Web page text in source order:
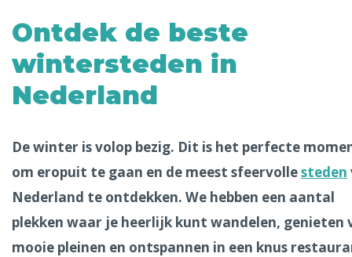
Dresden
Ontdek de beste
wintersteden in
Nederland
De winter is volop bezig. Dit is het perfecte
om eropuit te gaan en de meest sfeervollesteden
Nederland te ontdekken. We hebben een aantal
plekken waar je heerlijk kunt wandelen, genieten
mooie pleinen en ontspannen in een knus